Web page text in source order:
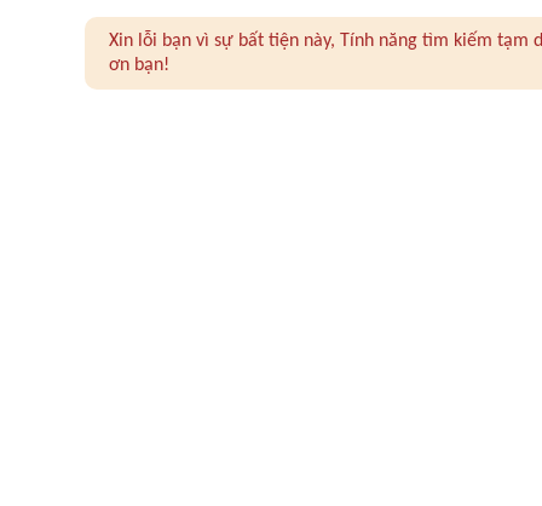
Xin lỗi bạn vì sự bất tiện này, Tính năng tìm kiếm
ơn bạn!